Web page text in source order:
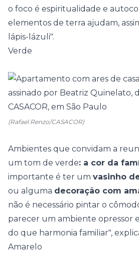
o foco é espiritualidade e
elementos de terra ajudam,
lápis-lázuli".
Verde
(Rafael Renzo/CASACOR)
Ambientes que convidam a
um tom de verde: a cor da
importante é ter um vasinho
ou alguma decoração com
não é necessário pintar o
parecer um ambiente opressor
do que harmonia familiar",
Amarelo